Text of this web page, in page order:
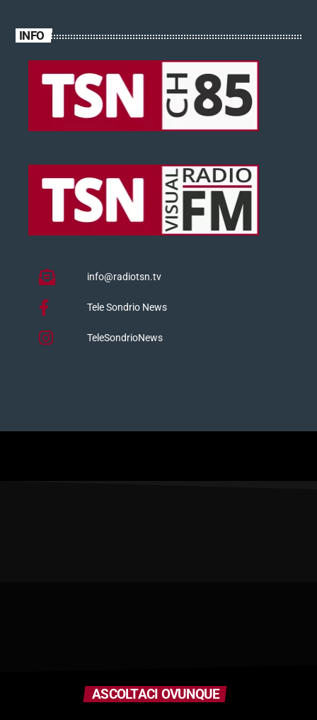
INFO
info@radiotsn.tv
Tele Sondrio News
TeleSondrioNews
ASCOLTACI OVUNQUE